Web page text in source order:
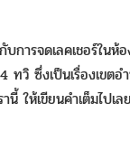
การจดเลคเชอร์ในห้
วิ ซึ่งเป็นเรื่องเขตอ
ให้เขียนคำเต็มไปเ